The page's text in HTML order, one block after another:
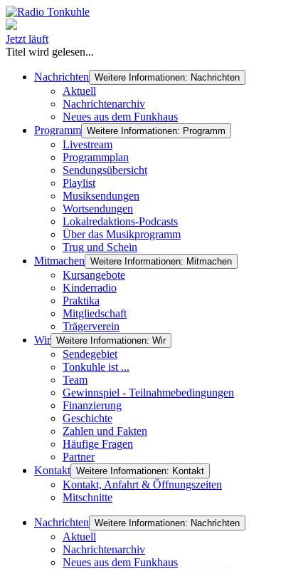
Jetzt läuft
Titel wird gelesen...
Nachrichten Weitere Informationen: Nachrichten
Aktuell
Nachrichtenarchiv
Neues aus dem Funkhaus
Programm Weitere Informationen: Programm
Livestream
Programmplan
Sendungsübersicht
Playlist
Musiksendungen
Wortsendungen
Lokalredaktions-Podcasts
Über das Musikprogramm
Trug und Schein
Mitmachen Weitere Informationen: Mitmachen
Kursangebote
Kinderradio
Praktika
Mitgliedschaft
Trägerverein
Wir Weitere Informationen: Wir
Sendegebiet
Tonkuhle ist ...
Team
Gewinnspiel - Teilnahmebedingungen
Finanzierung
Geschichte
Zahlen und Fakten
Häufige Fragen
Partner
Kontakt Weitere Informationen: Kontakt
Kontakt, Anfahrt & Öffnungszeiten
Mitschnitte
Nachrichten Weitere Informationen: Nachrichten
Aktuell
Nachrichtenarchiv
Neues aus dem Funkhaus